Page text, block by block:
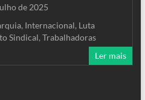
de 2025
, Internacional, Luta
Sindical, Trabalhadoras
Ler mais